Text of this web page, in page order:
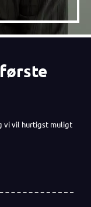
vi vil hurtigst muligt